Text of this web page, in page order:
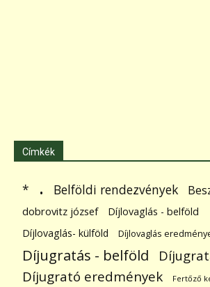
Címkék
* . Belföldi rendezvények
dobrovitz józsef
Díjlovaglás - belföld
Díjlovaglás- külföld
Díjlovaglás
Díjugratás - belföld
Díjugrató eredmények Fertőző